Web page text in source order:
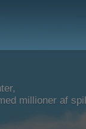
millioner af